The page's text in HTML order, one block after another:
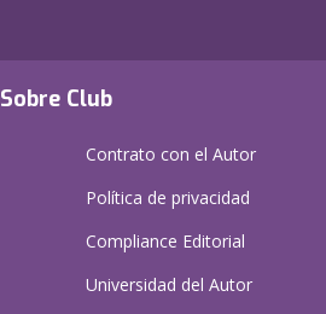
Sobre Club
Contrato con el Autor
Política de privacidad
Compliance Editorial
Universidad del Autor